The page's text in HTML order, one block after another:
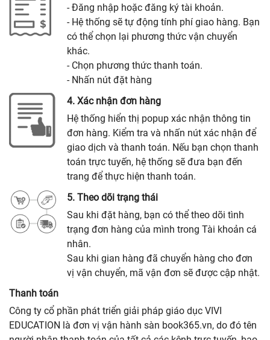
- Đăng nhập hoặc đăng ký tài khoản.
- Hệ thống sẽ tự động tính phí giao hàng. Bạn
có thể chọn lại phương thức vận chuyển
khác.
- Chọn phương thức thanh toán.
- Nhấn nút đặt hàng
4. Xác nhận đơn hàng
Hệ thống hiển thị popup xác nhận thông tin
đơn hàng. Kiểm tra và nhấn nút xác nhận để
giao dịch và thanh toán. Nếu bạn chọn thanh
toán trực tuyến, hệ thống sẽ đưa bạn đến
trang để thực hiện thanh toán.
5. Theo dõi trạng thái
Sau khi đặt hàng, bạn có thể theo dõi tình
trạng đơn hàng của mình trong Tài khoản cá
nhân.
Sau khi gian hàng đã chuyển hàng cho đơn
vị vận chuyển, mã vận đơn sẽ được cập nhật.
Thanh toán
Công ty cổ phần phát triển giải pháp giáo dục VIVI
EDUCATION là đơn vị vận hành sàn book365.vn, do đó tên